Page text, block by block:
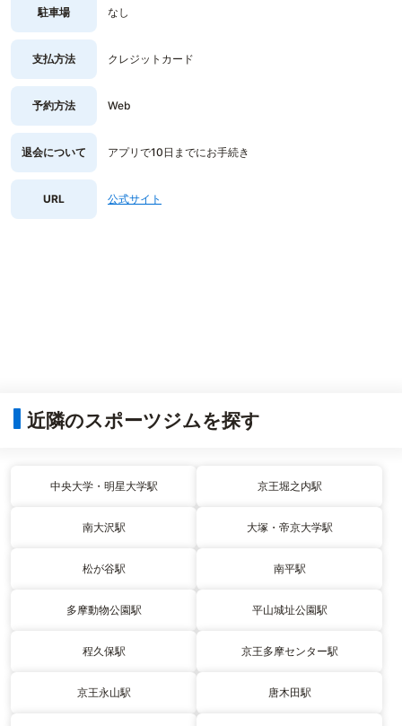
駐車場 なし
支払方法 クレジットカード
予約方法 Web
退会について アプリで10日までにお手続き
URL 公式サイト
近隣のスポーツジムを探す
中央大学・明星大学駅 京王堀之内駅
南大沢駅 大塚・帝京大学駅
松が谷駅 南平駅
多摩動物公園駅 平山城址公園駅
程久保駅 京王多摩センター駅
京王永山駅 唐木田駅